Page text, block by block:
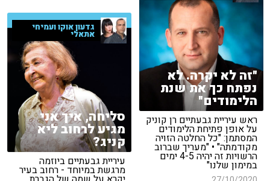
"זה לא יקרה. לא
נפתח כך את שנת
הלימודים"
ראש עיריית גבעתיים רן קוניק
על אופן פתיחת הלימודים
המסתמן: "כל החלטה הזויה
מקודמתה" • "מעריך שברוב
הרשויות זה יהיה 4-5 ימים
במימון שלנו"
גדעון אוקו ועמיחי
אתאלי
סליחה, איך אני
מגיע לרחוב ליא
קניג?
עיריית גבעתיים ביוזמה
מרגשת במיוחד - רחוב בעיר